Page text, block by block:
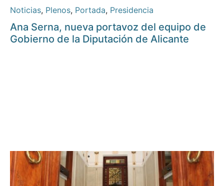
Noticias, Plenos, Portada, Presidencia
Ana Serna, nueva portavoz del equipo de
Gobierno de la Diputación de Alicante